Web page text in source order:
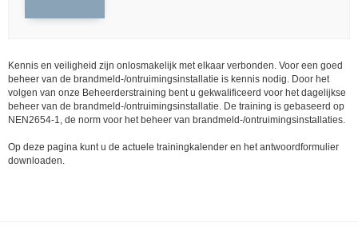
Kennis en veiligheid zijn onlosmakelijk met elkaar verbonden. Voor een goed
beheer van de brandmeld-/ontruimingsinstallatie is kennis nodig. Door het
volgen van onze Beheerderstraining bent u gekwalificeerd voor het dagelijkse
beheer van de brandmeld-/ontruimingsinstallatie. De training is gebaseerd op
NEN2654-1, de norm voor het beheer van brandmeld-/ontruimingsinstallaties.
Op deze pagina kunt u de actuele trainingkalender en het antwoordformulier
downloaden.